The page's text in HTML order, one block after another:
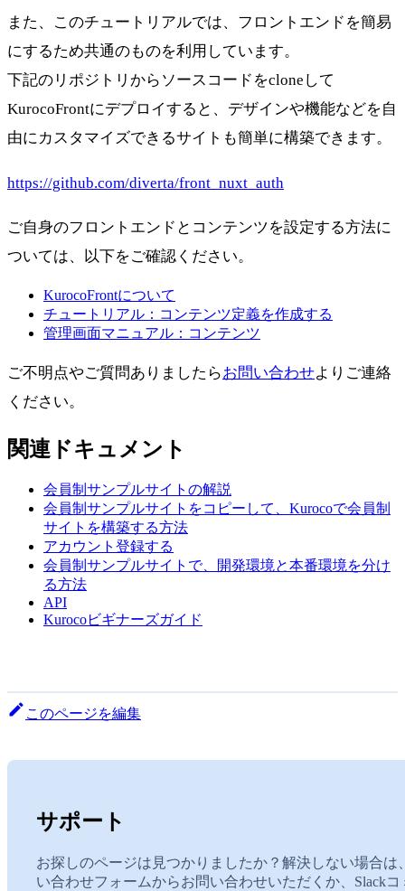
また、このチュートリアルでは、フロントエンドを簡易
にするため共通のものを利用しています。
下記のリポジトリからソースコードをcloneして
KurocoFrontにデプロイすると、デザインや機能などを自
由にカスタマイズできるサイトも簡単に構築できます。
https://github.com/diverta/front_nuxt_auth
ご自身のフロントエンドとコンテンツを設定する方法に
ついては、以下をご確認ください。
KurocoFrontについて
チュートリアル：コンテンツ定義を作成する
管理画面マニュアル：コンテンツ
ご不明点やご質問ありましたらお問い合わせよりご連絡
ください。
関連ドキュメント
会員制サンプルサイトの解説
会員制サンプルサイトをコピーして、Kurocoで会員制
サイトを構築する方法
アカウント登録する
会員制サンプルサイトで、開発環境と本番環境を分け
る方法
API
Kurocoビギナーズガイド
このページを編集
サポート
お探しのページは見つかりましたか？解決しない場合は
い合わせフォームからお問い合わせいただくか、Slackコ